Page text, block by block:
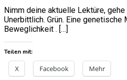
Nimm deine aktuelle Lektüre,
Unerbittlich. Grün. Eine
Beweglichkeit . […]
Teilen mit:
X Facebook Mehr